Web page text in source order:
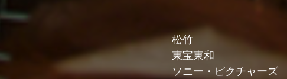
松竹
東宝東和
ソニー・ピクチャーズ